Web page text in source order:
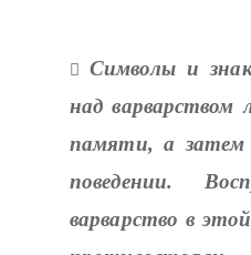
 Символы и
над варварством
памяти, а затем
поведении.
варварство в